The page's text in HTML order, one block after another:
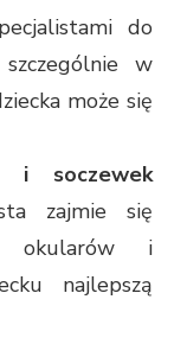
do
w
może się
i soczewek
zajmie się
okularów i
najlepszą